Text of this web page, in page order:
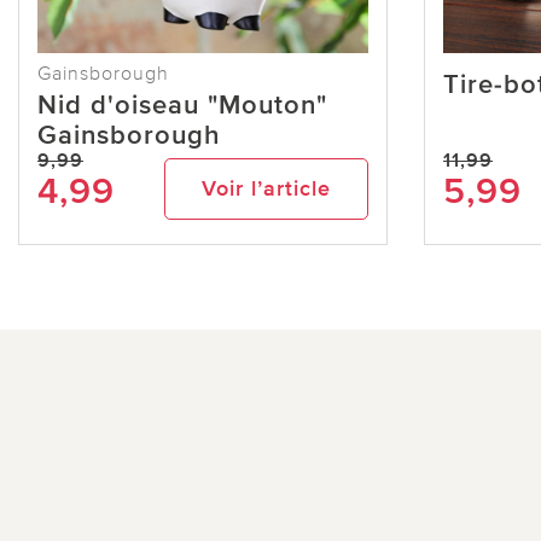
Gainsborough
Nid d'oiseau "Mouton"
Gainsborough
9,99
4,99 Voir l’article
Tire-
11,99
5,99